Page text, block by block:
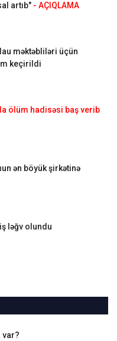
artıb" - AÇIQLAMA
məktəbliləri üçün
keçirildi
ölüm hadisəsi baş verib
ən böyük şirkətinə
ləğv olundu
var?